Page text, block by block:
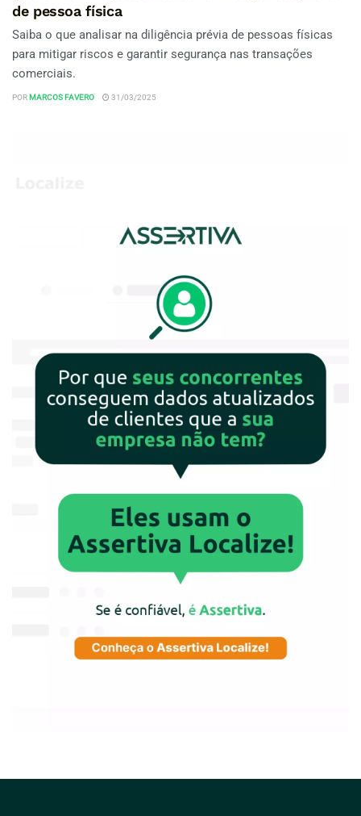
de pessoa física
Saiba o que analisar na diligência prévia de pessoas físicas
para mitigar riscos e garantir segurança nas transações
comerciais.
POR MARCOS FAVERO 31/03/2025